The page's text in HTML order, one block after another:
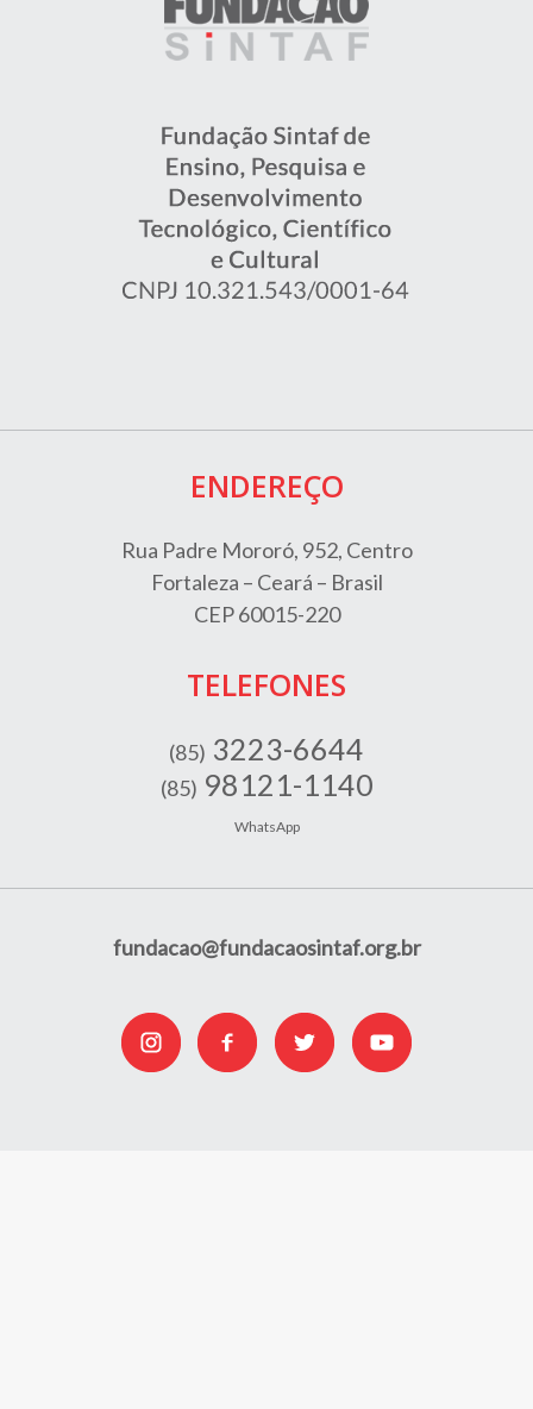
ENDEREÇO
Rua Padre Mororó, 952, Centro
Fortaleza – Ceará – Brasil
CEP 60015-220
TELEFONES
(85) 3223-6644
(85) 98121-1140
WhatsApp
fundacao@fundacaosintaf.org.br